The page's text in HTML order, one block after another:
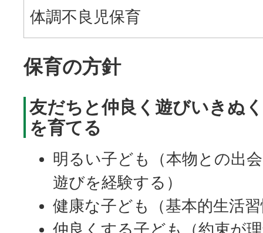
体調不良児保育
保育の方針
友だちと仲良く遊びいきぬ
を育てる
明るい子ども（本物との出
遊びを経験する）
健康な子ども（基本的生活
仲良くする子ども（約束が